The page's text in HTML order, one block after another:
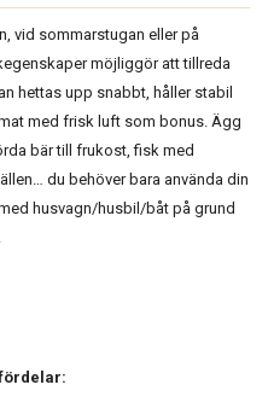
vid sommarstugan eller på
möjliggör att tillreda
hettas upp snabbt, håller stabil
med frisk luft som bonus. Ägg
bär till frukost, fisk med
du behöver bara använda din
husvagn/husbil/båt på grund